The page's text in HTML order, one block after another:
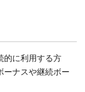
的に利用する方
ーナスや継続ボー